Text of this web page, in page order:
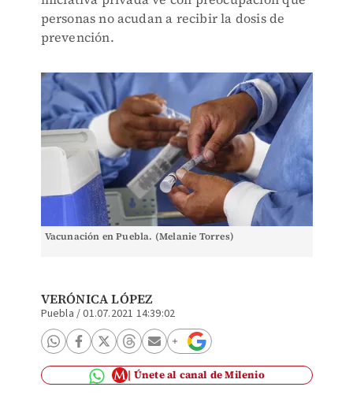
personas no acudan a recibir la dosis de
prevención.
Vacunación en Puebla. (Melanie Torres)
VERÓNICA LÓPEZ
Puebla /01.07.2021 14:39:02
Únete al canal de Milenio